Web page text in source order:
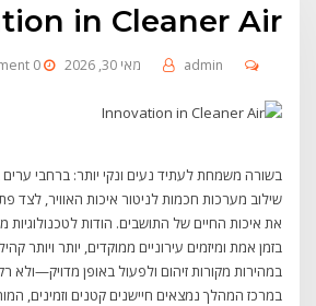
in Cleaner Air
מאי 30, 2026 admin
0 Comment
בשורה משמחת לעתיד נעים ונקי יותר: ברחבי
שילוב מערכות חכמות לניטור איכות האוויר, לצד
את איכות החיים של התושבים. הודות לטכנולוגיות
בזמן אמת ומיזמים עירוניים ממוקדים, יותר ויותר
במהירות מקורות זיהום ולפעול באופן מדויק—ולא
במרכז המהלך נמצאים חיישנים קטנים וזמינים,